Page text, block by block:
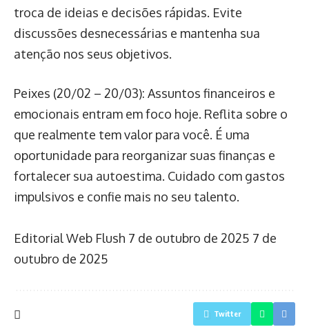
troca de ideias e decisões rápidas. Evite
discussões desnecessárias e mantenha sua
atenção nos seus objetivos.
Peixes (20/02 – 20/03): Assuntos financeiros e
emocionais entram em foco hoje. Reflita sobre o
que realmente tem valor para você. É uma
oportunidade para reorganizar suas finanças e
fortalecer sua autoestima. Cuidado com gastos
impulsivos e confie mais no seu talento.
Editorial Web Flush 7 de outubro de 2025 7 de
outubro de 2025
Twitter